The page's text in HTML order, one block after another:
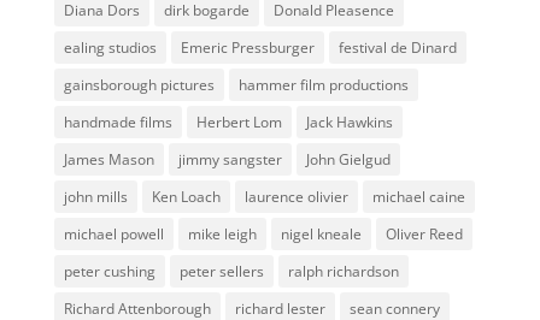
Diana Dors
dirk bogarde
Donald Pleasence
ealing studios
Emeric Pressburger
festival de Dinard
gainsborough pictures
hammer film productions
handmade films
Herbert Lom
Jack Hawkins
James Mason
jimmy sangster
John Gielgud
john mills
Ken Loach laurence olivier
michael caine
michael powell
mike leigh nigel kneale
Oliver Reed
peter cushing
peter sellers
ralph richardson
Richard Attenborough
richard lester
sean connery